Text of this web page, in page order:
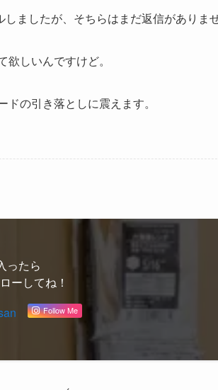
ましたが、そちらはまだ返信がありませ
しいんですけど。
の引き落としに震えます。
ったら
ーしてね！
Follow Me